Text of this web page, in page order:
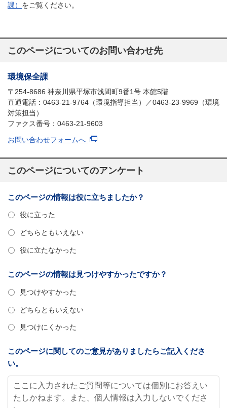
課） をご覧ください。
このページについてのお問い合わせ先
環境保全課
〒254-8686 神奈川県平塚市浅間町9番1号 本館5階
直通電話：0463-21-9764（環境指導担当）／0463-23-9969（環境
対策担当）
ファクス番号：0463-21-9603
お問い合わせフォームへ
このページについてのアンケート
このページの情報は役に立ちましたか？
役に立った
どちらともいえない
役に立たなかった
このページの情報は見つけやすかったですか？
見つけやすかった
どちらともいえない
見つけにくかった
このページに関してのご意見がありましたらご記入くださ
い。